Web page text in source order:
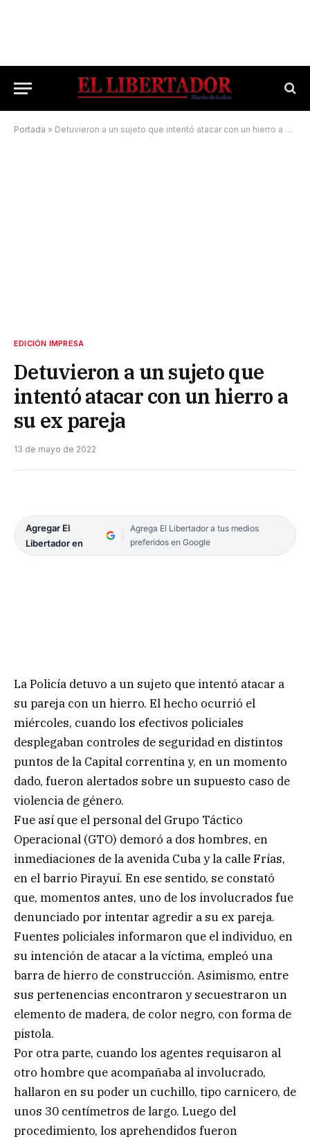
Portada » Detuvieron a un sujeto que intentó atacar con un hierro a su ex pareja
EDICIÓN IMPRESA
Detuvieron a un sujeto que
intentó atacar con un hierro a
su ex pareja
13 de mayo de 2022
Agregar El
Libertador en
Agrega El Libertador a tus medios
preferidos en Google
La Policía detuvo a un sujeto que intentó atacar a
su pareja con un hierro. El hecho ocurrió el
miércoles, cuando los efectivos policiales
desplegaban controles de seguridad en distintos
puntos de la Capital correntina y, en un momento
dado, fueron alertados sobre un supuesto caso de
violencia de género.
Fue así que el personal del Grupo Táctico
Operacional (GTO) demoró a dos hombres, en
inmediaciones de la avenida Cuba y la calle Frías,
en el barrio Pirayuí. En ese sentido, se constató
que, momentos antes, uno de los involucrados fue
denunciado por intentar agredir a su ex pareja.
Fuentes policiales informaron que el individuo, en
su intención de atacar a la víctima, empleó una
barra de hierro de construcción. Asimismo, entre
sus pertenencias encontraron y secuestraron un
elemento de madera, de color negro, con forma de
pistola.
Por otra parte, cuando los agentes requisaron al
otro hombre que acompañaba al involucrado,
hallaron en su poder un cuchillo, tipo carnicero, de
unos 30 centímetros de largo. Luego del
procedimiento, los aprehendidos fueron